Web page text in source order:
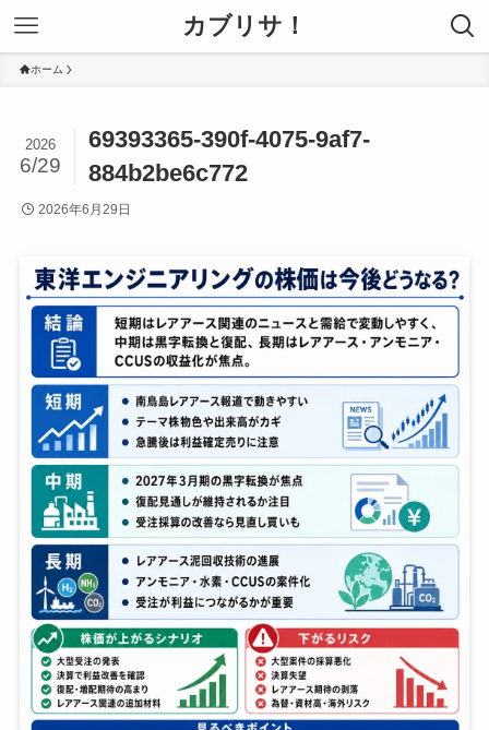
カブリサ！
ホーム
69393365-390f-4075-9af7-
884b2be6c772
2026
6/29
2026年6月29日